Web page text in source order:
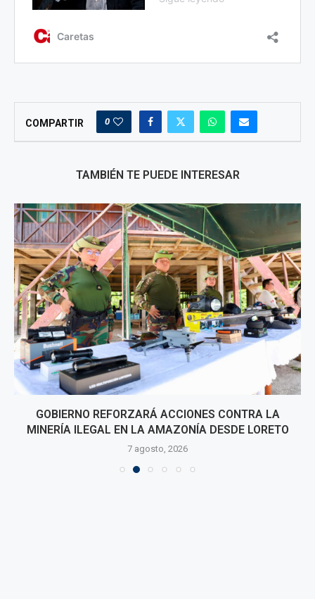
COMPARTIR 0
TAMBIÉN TE PUEDE INTERESAR
GOBIERNO REFORZARÁ ACCIONES CONTRA LA
MINERÍA ILEGAL EN LA AMAZONÍA DESDE LORETO
7 agosto, 2026